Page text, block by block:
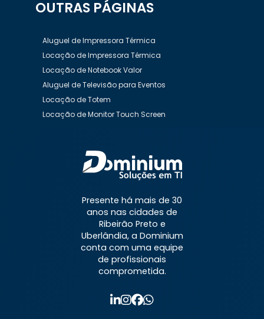
OUTRAS PÁGINAS
Aluguel de Impressora Térmica
Locação de Impressora Térmica
Locação de Notebook Valor
Aluguel de Televisão para Eventos
Locação de Totem
Locação de Monitor Touch Screen
Aluguel de Impressora
Aluguel de Impressora a Laser
Aluguel de Impressora Valor
Aluguel de Nobreaks
Aluguel de Notebook
Aluguel de Notebook Mensal
Aluguel de Notebook para Empresas
Aluguel de Notebook Preço
Aluguel de Notebook Valor
Aluguel de Televisão
Aluguel de Totem Interativo
Presente há mais de 30
anos nas cidades de
Ribeirão Preto e
Uberlândia, a Dominium
conta com uma equipe
de profissionais
comprometida.